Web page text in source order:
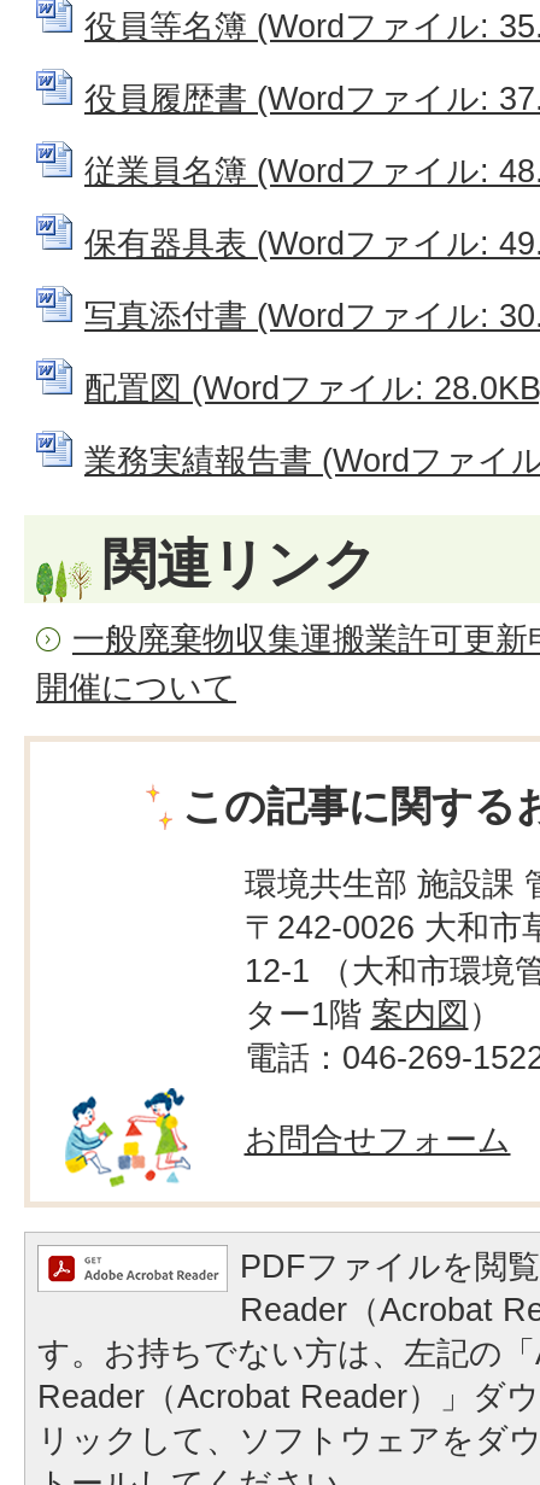
役員等名簿 (Wordファイル:
役員履歴書 (Wordファイル:
従業員名簿 (Wordファイル:
保有器具表 (Wordファイル:
写真添付書 (Wordファイル:
配置図 (Wordファイル:
業務実績報告書 (Wordファイ
関連リンク
一般廃棄物収集運搬業許可更
開催について
この記事に関する
環境共生部 施設課
〒242-0026 大和市
12-1 （大和市環境
ター1階 案内図 ）
電話：046-269-
お問合せフォーム
PDFファイルを閲
Reader（Acrobat
す。お持ちでない方は、左記の
Reader（Acrobat Reader）」ダ
リックして、ソフトウェアをダ